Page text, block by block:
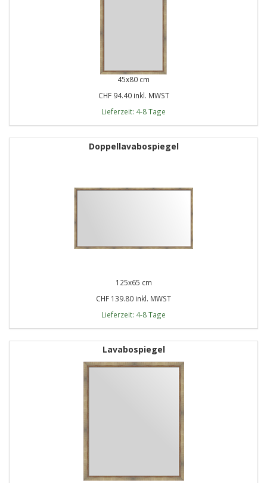
45x80 cm
CHF 94.40 inkl. MWST
Lieferzeit: 4-8 Tage
Doppellavabospiegel
125x65 cm
CHF 139.80 inkl. MWST
Lieferzeit: 4-8 Tage
Lavabospiegel